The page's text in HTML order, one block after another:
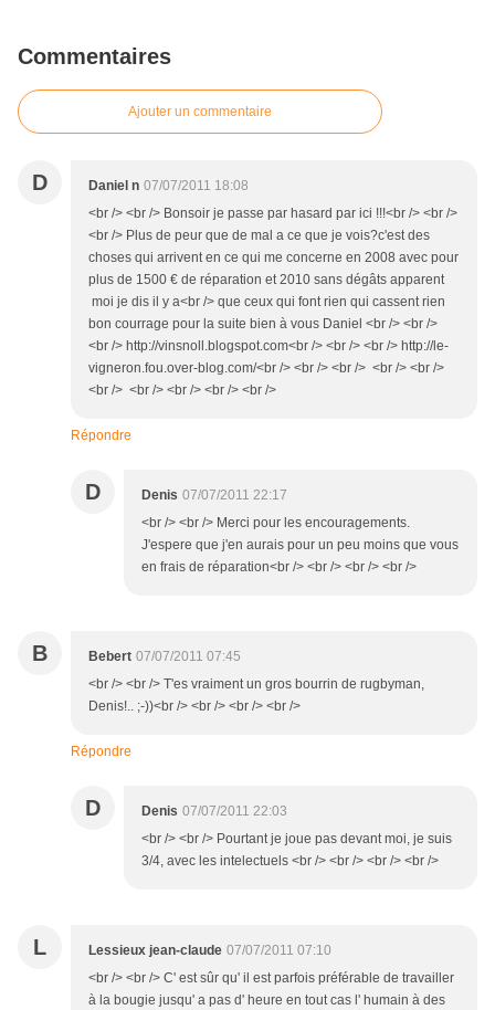
Commentaires
Ajouter un commentaire
D Daniel n 07/07/2011 18:08
<br /> <br /> Bonsoir je passe par hasard par ici !!!<br /> <br />
<br /> Plus de peur que de mal a ce que je vois?c'est des
choses qui arrivent en ce qui me concerne en 2008 avec pour
plus de 1500 € de réparation et 2010 sans dégâts apparent
moi je dis il y a<br /> que ceux qui font rien qui cassent rien
bon courrage pour la suite bien à vous Daniel <br /> <br />
<br /> http://vinsnoll.blogspot.com<br /> <br /> <br /> http://le-
vigneron.fou.over-blog.com/<br /> <br /> <br /> <br /> <br />
<br /> <br /> <br /> <br /> <br />
Répondre
D Denis 07/07/2011 22:17
<br /> <br /> Merci pour les encouragements.
J'espere que j'en aurais pour un peu moins que vous
en frais de réparation<br /> <br /> <br /> <br />
B Bebert 07/07/2011 07:45
<br /> <br /> T'es vraiment un gros bourrin de rugbyman,
Denis!.. ;-))<br /> <br /> <br /> <br />
Répondre
D Denis 07/07/2011 22:03
<br /> <br /> Pourtant je joue pas devant moi, je suis
3/4, avec les intelectuels <br /> <br /> <br /> <br />
L Lessieux jean-claude 07/07/2011 07:10
<br /> <br /> C' est sûr qu' il est parfois préférable de travailler
à la bougie jusqu' a pas d' heure en tout cas l' humain à des